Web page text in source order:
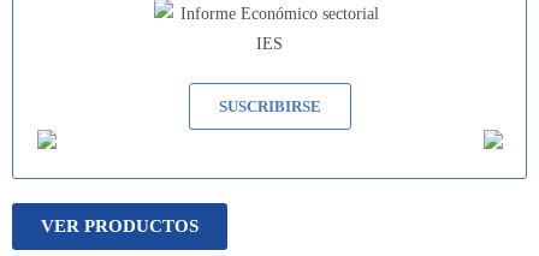
SUSCRIBIRSE
VER PRODUCTOS